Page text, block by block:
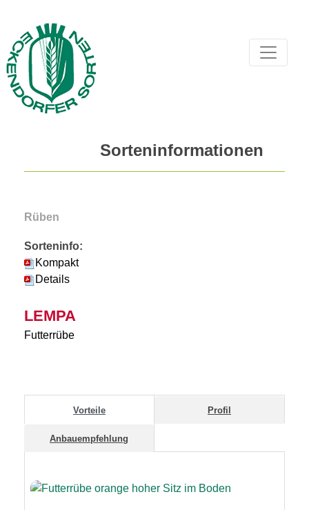
Sorteninformationen
Rüben
Sorteninfo:
Kompakt
Details
LEMPA
Futterrübe
Vorteile Profil
Anbauempfehlung